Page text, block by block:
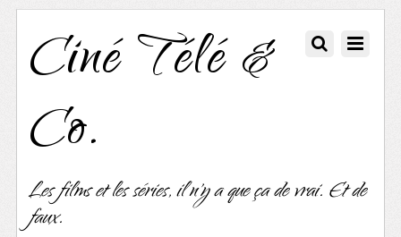
Ciné Télé &
Co.
Les films et les séries, il n'y a que ça de vrai. Et de
faux.